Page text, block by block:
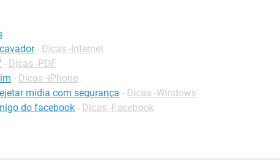
- Dicas -Internet
- Dicas -PDF
- Dicas -iPhone
midia com segurança - Dicas -Windows
do facebook - Dicas -Facebook